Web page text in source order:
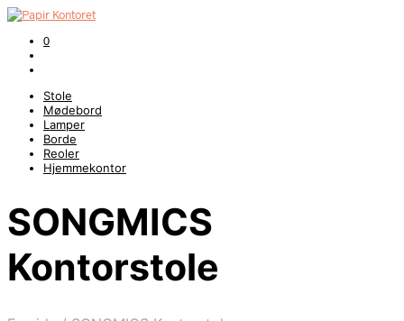
0
Stole
Mødebord
Lamper
Borde
Reoler
Hjemmekontor
SONGMICS
Kontorstole